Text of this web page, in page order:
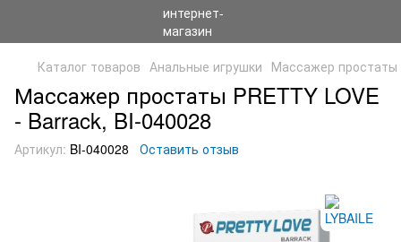
Каталог товаров Анальные игрушки Массажер простаты
Массажер простаты PRETTY LOVE
- Barrack, BI-040028
Артикул: BI-040028 Оставить отзыв